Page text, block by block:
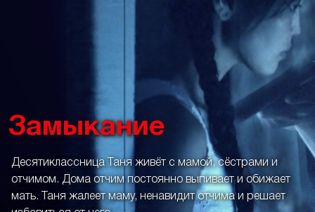
Замыкание
Десятиклассница Таня живёт с мамой, сёстрами и
отчимом. Дома отчим постоянно выпивает и обижает
мать. Таня жалеет маму, ненавидит отчима и решает